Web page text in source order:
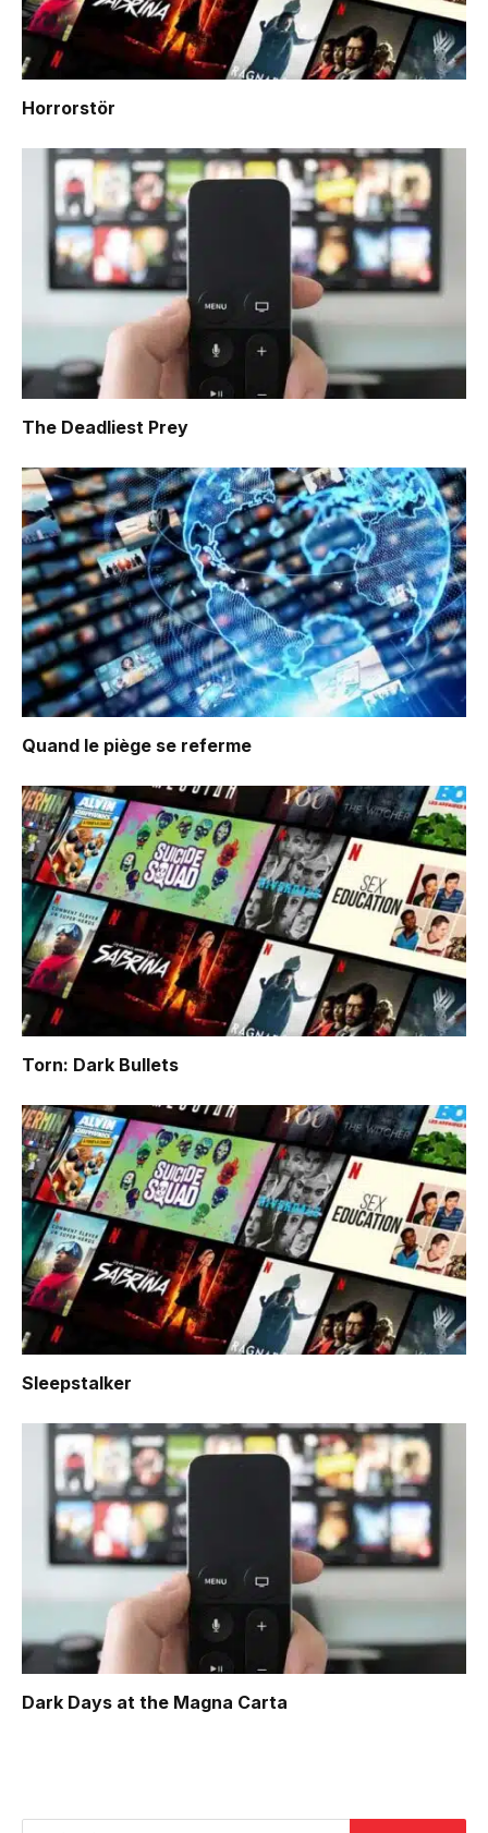
Horrorstör
The Deadliest Prey
Quand le piège se referme
Torn: Dark Bullets
Sleepstalker
Dark Days at the Magna Carta